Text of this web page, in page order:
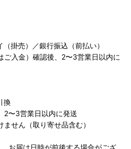
掛売）／銀行振込（前払い）
ご入金）確認後、2〜3営業日以内に
換
2〜3営業日以内に発送
せん（取り寄せ品含む）
お届け日時が前後する場合がござ